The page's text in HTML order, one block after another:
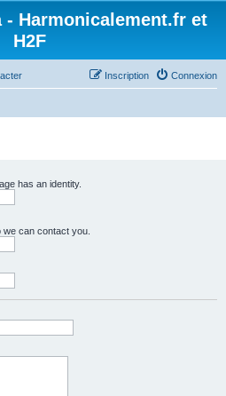
- Harmonicalement.fr et
H2F
Connexion
Inscription
has an identity.
can contact you.